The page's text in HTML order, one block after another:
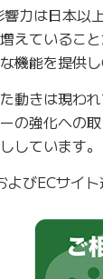
力は日本以
えているこ
機能を提供
動きは現わ
の強化への
しています。
びECサイ